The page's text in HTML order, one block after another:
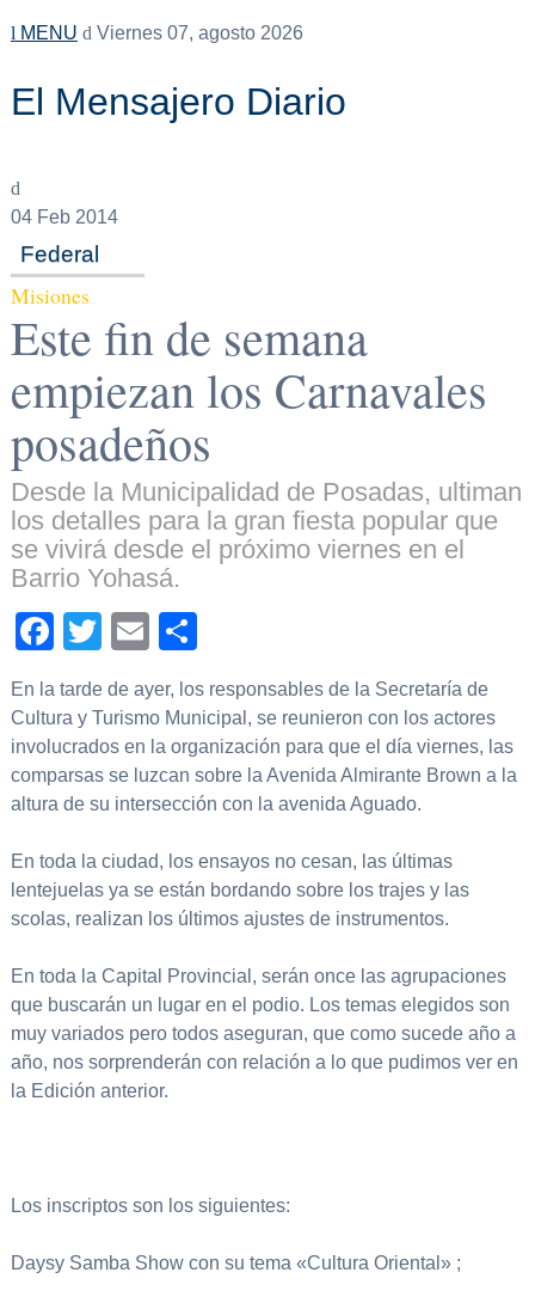
MENU Viernes 07, agosto 2026
El Mensajero Diario
04Feb 2014
Federal
Misiones
Este fin de semana
empiezan los Carnavales
posadeños
Desde la Municipalidad de Posadas, ultiman
los detalles para la gran fiesta popular que
se vivirá desde el próximo viernes en el
Barrio Yohasá.
Facebook
TwitterEmail
En la tarde de ayer, los responsables de la Secretaría de
Cultura y Turismo Municipal, se reunieron con los actores
involucrados en la organización para que el día viernes, las
comparsas se luzcan sobre la Avenida Almirante Brown a la
altura de su intersección con la avenida Aguado.
En toda la ciudad, los ensayos no cesan, las últimas
lentejuelas ya se están bordando sobre los trajes y las
scolas, realizan los últimos ajustes de instrumentos.
En toda la Capital Provincial, serán once las agrupaciones
que buscarán un lugar en el podio. Los temas elegidos son
muy variados pero todos aseguran, que como sucede año a
año, nos sorprenderán con relación a lo que pudimos ver en
la Edición anterior.
Los inscriptos son los siguientes:
Daysy Samba Show con su tema «Cultura Oriental» ;